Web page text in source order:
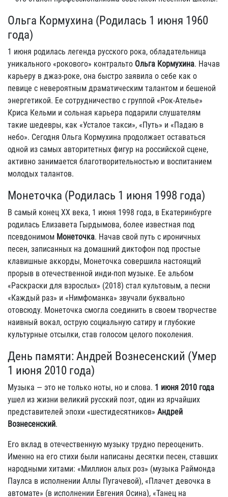
Ольга Кормухина (Родилась 1 июня 1960
года)
1 июня родилась легенда русского рока, обладательница
уникального «рокового» контральто Ольга Кормухина. Начав
карьеру в джаз-роке, она быстро заявила о себе как о
певице с невероятным драматическим талантом и бешеной
энергетикой. Ее сотрудничество с группой «Рок-Ателье»
Криса Кельми и сольная карьера подарили слушателям
такие шедевры, как «Усталое такси», «Путь» и «Падаю в
небо». Сегодня Ольга Кормухина продолжает оставаться
одной из самых авторитетных фигур на российской сцене,
активно занимается благотворительностью и воспитанием
молодых талантов.
Монеточка (Родилась 1 июня 1998 года)
В самый конец XX века, 1 июня 1998 года, в Екатеринбурге
родилась Елизавета Гырдымова, более известная под
псевдонимом Монеточка. Начав свой путь с ироничных
песен, записанных на домашний диктофон под простые
клавишные аккорды, Монеточка совершила настоящий
прорыв в отечественной инди-поп музыке. Ее альбом
«Раскраски для взрослых» (2018) стал культовым, а песни
«Каждый раз» и «Нимфоманка» звучали буквально
отовсюду. Монеточка смогла соединить в своем творчестве
наивный вокал, острую социальную сатиру и глубокие
культурные отсылки, став голосом целого поколения.
День памяти: Андрей Вознесенский (Умер
1 июня 2010 года)
Музыка — это не только ноты, но и слова. 1 июня 2010 года
ушел из жизни великий русский поэт, один из ярчайших
представителей эпохи «шестидесятников» Андрей
Вознесенский.
Его вклад в отечественную музыку трудно переоценить.
Именно на его стихи были написаны десятки песен, ставших
народными хитами: «Миллион алых роз» (музыка Раймонда
Паулса в исполнении Аллы Пугачевой), «Плачет девочка в
автомате» (в исполнении Евгения Осина), «Танец на